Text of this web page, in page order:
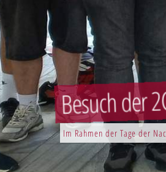
Im Rahmen der Tage der
Besuch der